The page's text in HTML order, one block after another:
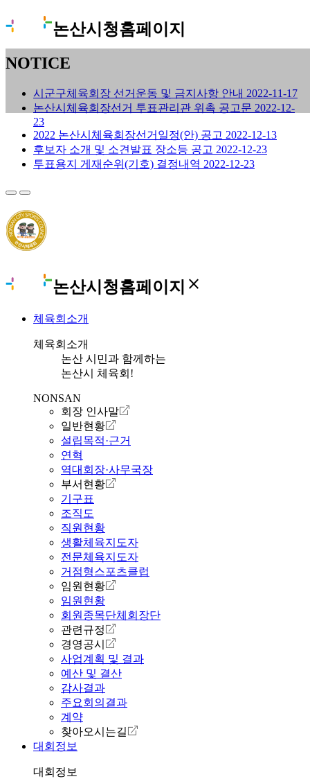
논산시청홈페이지
NOTICE
시군구체육회장 선거운동 및 금지사항 안내 2022-11-17
논산시체육회장선거 투표관리관 위촉 공고문 2022-12-
23
2022 논산시체육회장선거일정(안) 공고 2022-12-13
후보자 소개 및 소견발표 장소등 공고 2022-12-23
투표용지 게재순위(기호) 결정내역 2022-12-23
논산시청홈페이지 close
체육회소개
체육회소개
논산 시민과 함께하는
논산시 체육회!
NONSAN
회장 인사말
일반현황
설립목적·근거
연혁
역대회장·사무국장
부서현황
기구표
조직도
직원현황
생활체육지도자
전문체육지도자
거점형스포츠클럽
임원현황
임원현황
회원종목단체회장단
관련규정
경영공시
사업계획 및 결과
예산 및 결산
감사결과
주요회의결과
계약
찾아오시는길
대회정보
대회정보